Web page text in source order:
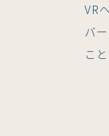
VR
バ
こ